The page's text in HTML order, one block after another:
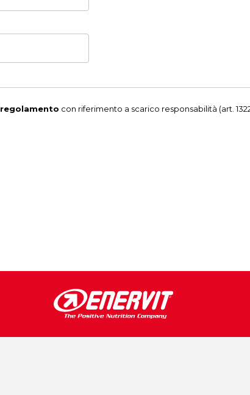
regolamento con riferimento a scarico responsabilità (art.